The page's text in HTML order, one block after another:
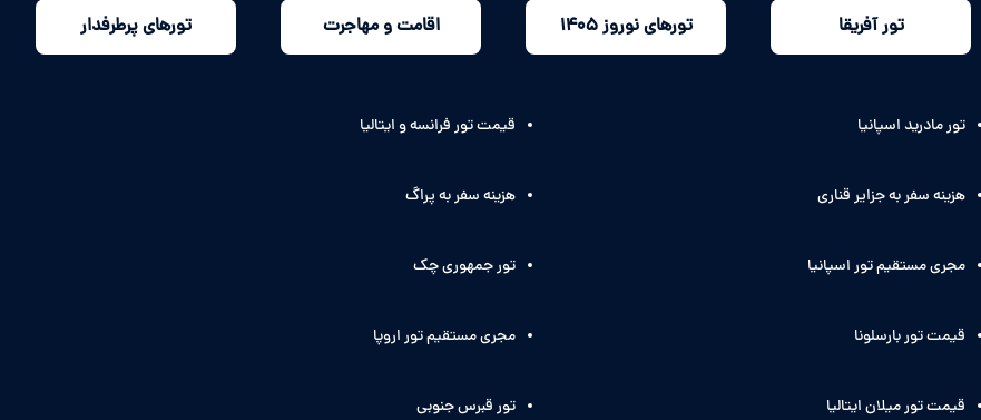
تور آفریقا تورهای نوروز 1405 اقامت و مهاجرت تورهای پرطرفدار
تور مادرید اسپانیا
هزینه سفر به جزایر قناری
مجری مستقیم تور اسپانیا
قیمت تور بارسلونا
قیمت تور میلان ایتالیا
قیمت تور فرانسه و ایتالیا
هزینه سفر به پراگ
تور جمهوری چک
مجری مستقیم تور اروپا
تور قبرس جنوبی